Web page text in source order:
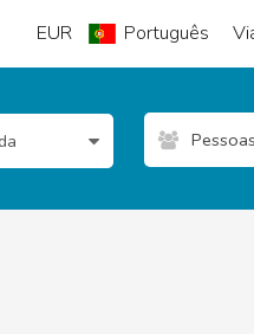
EUR Português
Pessoas